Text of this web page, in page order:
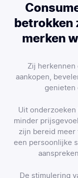
betrokken
merken
Zij
aankopen,
genieten
Uit
minder
zijn bereid meer
een persoonlijke
De stimulering